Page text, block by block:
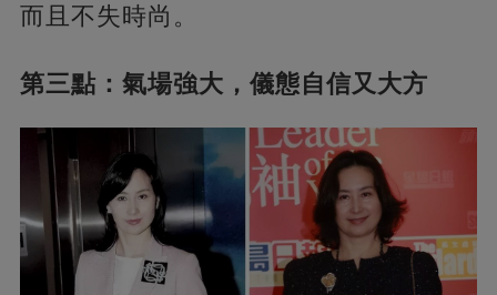
而且不失時尚。
第三點：氣場強大，儀態自信又大方